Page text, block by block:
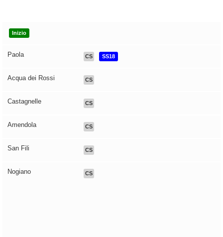
Inizio
Paola CS SS18
Acqua dei Rossi CS
Castagnelle CS
Amendola CS
San Fili CS
Nogiano CS